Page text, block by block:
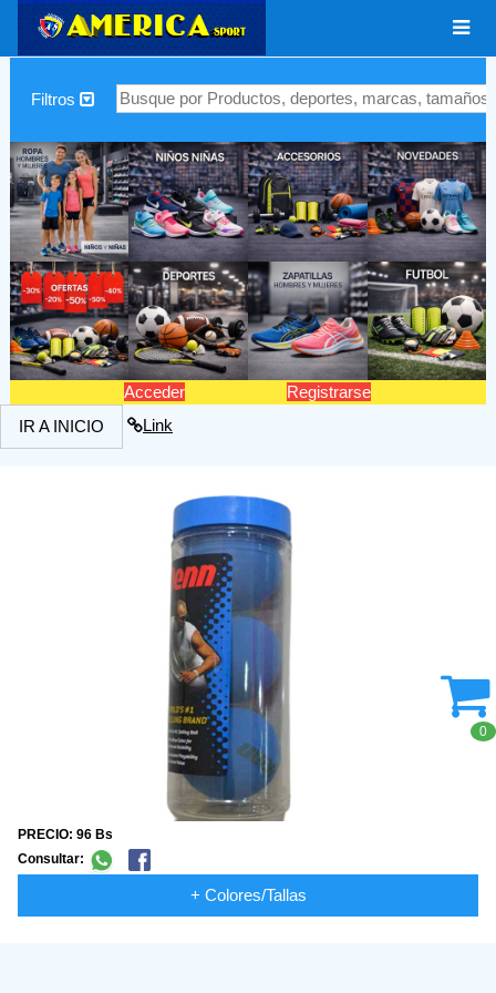
Filtros
Acceder
Registrarse
IR A INICIO
Link
PRECIO: 96 Bs
Consultar:
+ Colores/Tallas
0